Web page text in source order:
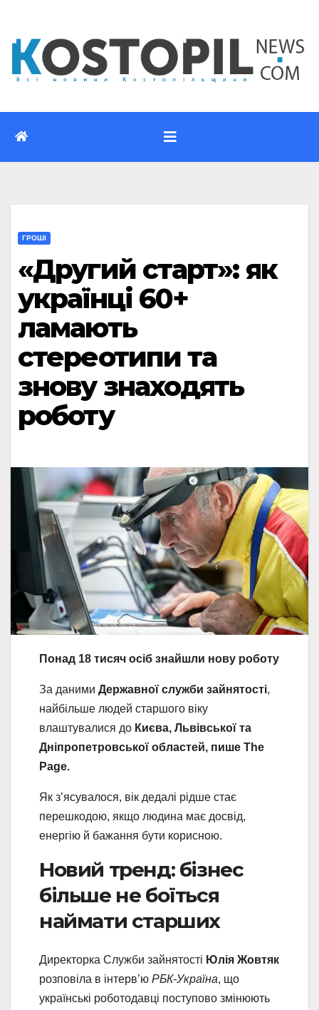
вмісту
ГРОШІ
«Другий старт»: як
українці 60+
ламають
стереотипи та
знову знаходять
роботу
Понад 18 тисяч осіб знайшли нову роботу
За даними Державної служби зайнятості,
найбільше людей старшого віку
влаштувалися до Києва, Львівської та
Дніпропетровської областей, пише The
Page.
Як з’ясувалося, вік дедалі рідше стає
перешкодою, якщо людина має досвід,
енергію й бажання бути корисною.
Новий тренд: бізнес
більше не боїться
наймати старших
Директорка Служби зайнятості Юлія Жовтяк
розповіла в інтерв’ю РБК-Україна, що
українські роботодавці поступово змінюють